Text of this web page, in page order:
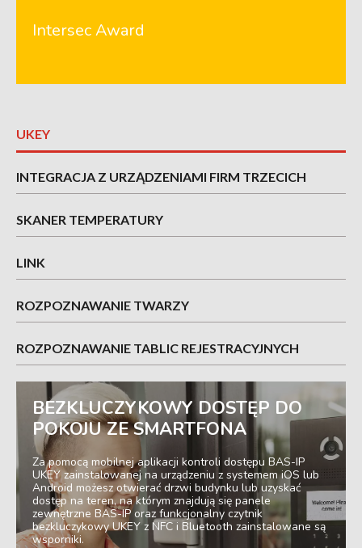
Intersec Award
UKEY
INTEGRACJA Z URZĄDZENIAMI FIRM TRZECICH
SKANER TEMPERATURY
LINK
ROZPOZNAWANIE TWARZY
ROZPOZNAWANIE TABLIC REJESTRACYJNYCH
BEZKLUCZYKOWY DOSTĘP DO
POKOJU ZE SMARTFONA
Za pomocą mobilnej aplikacji kontroli dostępu BAS-IP
UKEY zainstalowanej na urządzeniu z systemem iOS lub
Android możesz otwierać drzwi budynku lub uzyskać
dostęp na teren, na którym znajdują się panele
zewnętrzne BAS-IP oraz funkcjonalny czytnik
bezkluczykowy UKEY z NFC i Bluetooth zainstalowane są
wsporniki.